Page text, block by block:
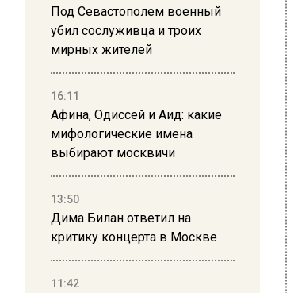
Под Севастополем военный
убил сослуживца и троих
мирных жителей
16:11
Афина, Одиссей и Аид: какие
мифологические имена
выбирают москвичи
13:50
Дима Билан ответил на
критику концерта в Москве
11:42